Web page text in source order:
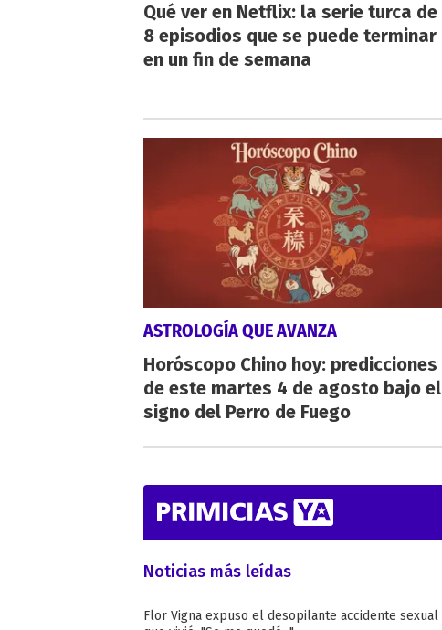
Qué ver en Netflix: la serie turca de
8 episodios que se puede terminar
en un fin de semana
ASTROLOGÍA QUE AVANZA
Horóscopo Chino hoy: predicciones
de este martes 4 de agosto bajo el
signo del Perro de Fuego
Noticias más leídas
Flor Vigna expuso el desopilante accidente sexual